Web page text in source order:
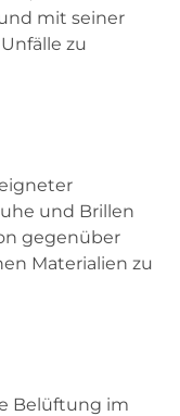
mit seiner
zu
und Brillen
gegenüber
Materialien zu
Belüftung im